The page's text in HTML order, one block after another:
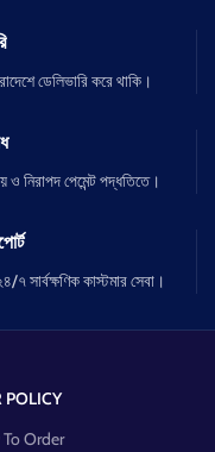
ডেলিভারি করে থাকি।
নিরাপদ পেমেন্ট পদ্ধতিতে।
সার্বক্ষণিক কাস্টমার সেবা।
POLICY
Order